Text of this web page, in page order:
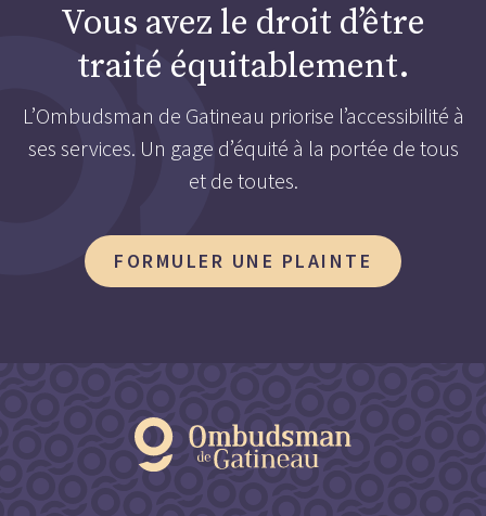
Vous avez le droit d’être
traité équitablement.
L’Ombudsman de Gatineau priorise l’accessibilité à
ses services. Un gage d’équité à la portée de tous
et de toutes.
FORMULER UNE PLAINTE